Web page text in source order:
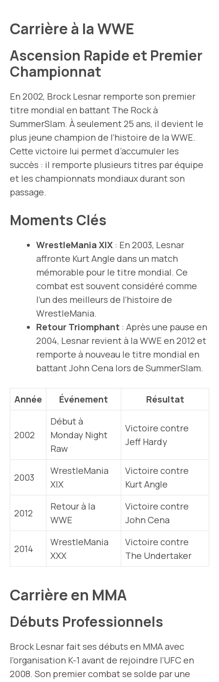
Carrière à la WWE
Ascension Rapide et Premier
Championnat
En 2002, Brock Lesnar remporte son premier
titre mondial en battant The Rock à
SummerSlam. À seulement 25 ans, il devient le
plus jeune champion de l’histoire de la WWE.
Cette victoire lui permet d’accumuler les
succès : il remporte plusieurs titres par équipe
et les championnats mondiaux durant son
passage.
Moments Clés
WrestleMania XIX : En 2003, Lesnar
affronte Kurt Angle dans un match
mémorable pour le titre mondial. Ce
combat est souvent considéré comme
l’un des meilleurs de l’histoire de
WrestleMania.
Retour Triomphant : Après une pause en
2004, Lesnar revient à la WWE en 2012 et
remporte à nouveau le titre mondial en
battant John Cena lors de SummerSlam.
Année Événement Résultat
2002
Début à
Monday Night
Raw
Victoire contre
Jeff Hardy
2003
WrestleMania
XIX
Victoire contre
Kurt Angle
2012
Retour à la
WWE
Victoire contre
John Cena
2014
WrestleMania
XXX
Victoire contre
The Undertaker
Carrière en MMA
Débuts Professionnels
Brock Lesnar fait ses débuts en MMA avec
l’organisation K-1 avant de rejoindre l’UFC en
2008. Son premier combat se solde par une